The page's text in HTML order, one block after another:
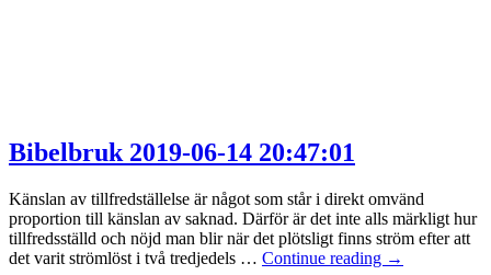
Bibelbruk 2019-06-14 20:47:01
Känslan av tillfredställelse är något som står i direkt omvänd
proportion till känslan av saknad. Därför är det inte alls märkligt hur
tillfredsställd och nöjd man blir när det plötsligt finns ström efter att
det varit strömlöst i två tredjedels … Continue reading →